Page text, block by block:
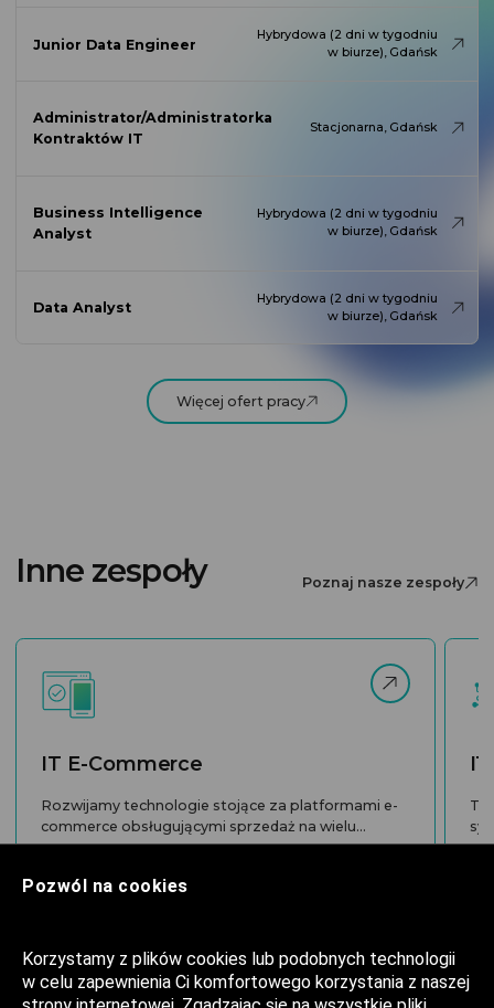
Pozwól na cookies
Korzystamy z plików cookies lub podobnych technologii
w celu zapewnienia Ci komfortowego korzystania z naszej
Junior Data Engineer
Hybrydowa (2 dni w tygodniu
w biurze), Gdańsk
Administrator/Administratorka
Kontraktów IT
Stacjonarna, Gdańsk
Business Intelligence
Analyst
Hybrydowa (2 dni w tygodniu
w biurze), Gdańsk
Data Analyst
Hybrydowa (2 dni w tygodniu
w biurze), Gdańsk
Więcej ofert pracy
Inne zespoły Poznaj nasze zespoły
IT E-Commerce
Rozwijamy technologie stojące za platformami e-
commerce obsługującymi sprzedaż na wielu...